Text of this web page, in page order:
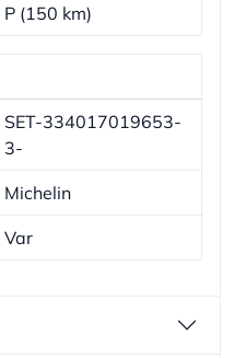
P (150 km)
SET-334017019653-
3-
Michelin
Var